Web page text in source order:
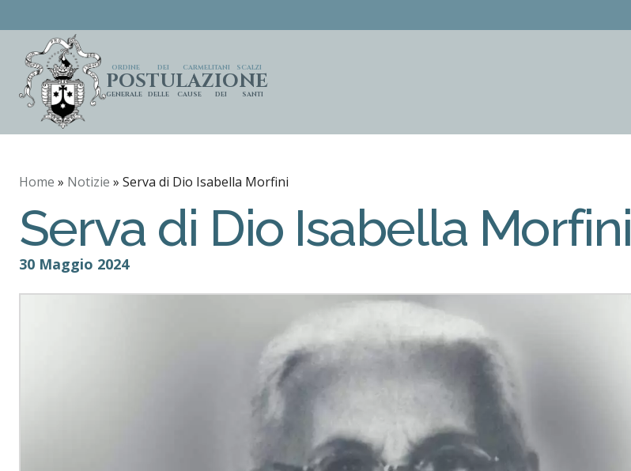
ORDINE DEI CARMELITANI SCALZI
POSTULAZIONE
GENERALE DELLE CAUSE DEI SANTI
Home » Notizie » Serva di Dio Isabella Morfini
Serva di Dio Isabella Morfini
30 Maggio 2024